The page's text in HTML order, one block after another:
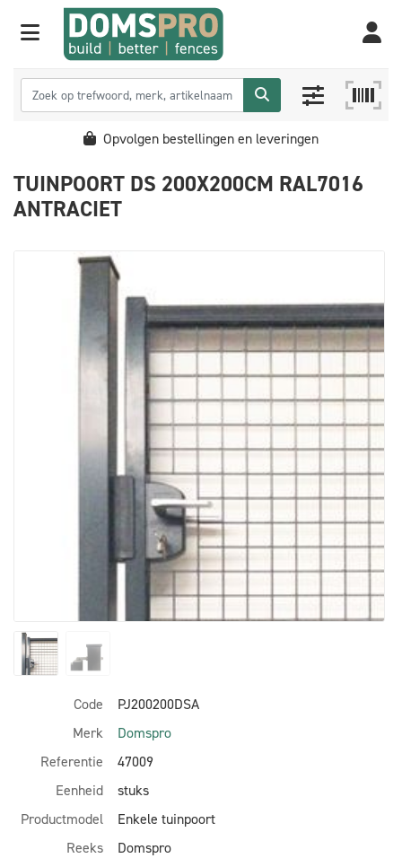
Opvolgen bestellingen en leveringen
TUINPOORT DS 200X200CM RAL7016
ANTRACIET
Code
PJ200200DSA
Merk
Domspro
Referentie
47009
Eenheid
stuks
Productmodel
Enkele tuinpoort
Reeks
Domspro